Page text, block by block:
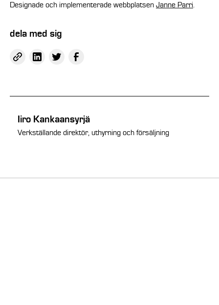
Designade och implementerade webbplatsen Janne Parri.
dela med sig
Iiro Kankaansyrjä
Verkställande direktör, uthyrning och försäljning